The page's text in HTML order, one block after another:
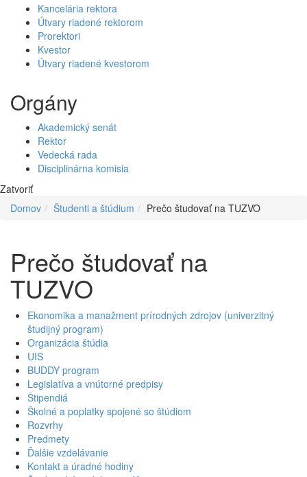
Kancelária rektora
Útvary riadené rektorom
Prorektori
Kvestor
Útvary riadené kvestorom
Orgány
Akademický senát
Rektor
Vedecká rada
Disciplinárna komisia
Zatvoriť
Domov
Študenti a štúdium Prečo študovať na TUZVO
Prečo študovať na
TUZVO
Ekonomika a manažment prírodných zdrojov (univerzitný
študijný program)
Organizácia štúdia
UIS
BUDDY program
Legislatíva a vnútorné predpisy
Štipendiá
Školné a poplatky spojené so štúdiom
Rozvrhy
Predmety
Ďalšie vzdelávanie
Kontakt a úradné hodiny